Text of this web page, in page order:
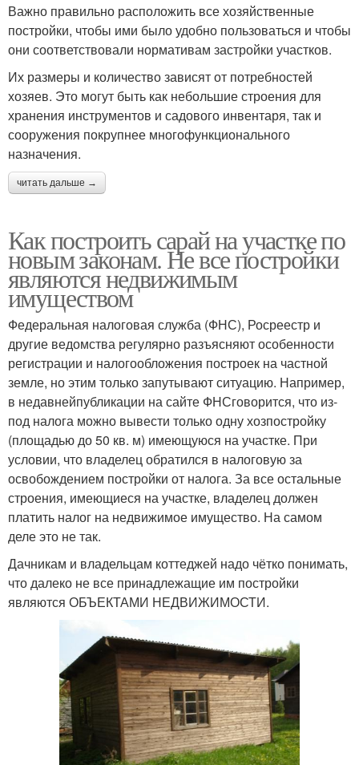
Важно правильно расположить все хозяйственные
постройки, чтобы ими было удобно пользоваться и чтобы
они соответствовали нормативам застройки участков.
Их размеры и количество зависят от потребностей
хозяев. Это могут быть как небольшие строения для
хранения инструментов и садового инвентаря, так и
сооружения покрупнее многофункционального
назначения.
читать дальше →
Как построить сарай на участке по
новым законам. Не все постройки
являются недвижимым
имуществом
Федеральная налоговая служба (ФНС), Росреестр и
другие ведомства регулярно разъясняют особенности
регистрации и налогообложения построек на частной
земле, но этим только запутывают ситуацию. Например,
в недавнейпубликации на сайте ФНСговорится, что из-
под налога можно вывести только одну хозпостройку
(площадью до 50 кв. м) имеющуюся на участке. При
условии, что владелец обратился в налоговую за
освобождением постройки от налога. За все остальные
строения, имеющиеся на участке, владелец должен
платить налог на недвижимое имущество. На самом
деле это не так.
Дачникам и владельцам коттеджей надо чётко понимать,
что далеко не все принадлежащие им постройки
являются ОБЪЕКТАМИ НЕДВИЖИМОСТИ.